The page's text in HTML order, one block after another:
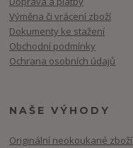
Výměna či vrácení zboží
Dokumenty ke stažení
Obchodní podmínky
Ochrana osobních údajů
NAŠE VÝHODY
Originální neokoukané zboží